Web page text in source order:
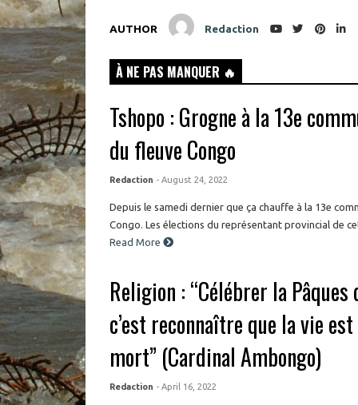
AUTHOR Redaction
À NE PAS MANQUER 🔥
Tshopo : Grogne à la 13e
du fleuve Congo
Redaction - August 24, 2022
Depuis le samedi dernier que ça chauffe à la 13e
Congo. Les élections du représentant provincial de
Read More
Religion : “Célébrer la Pâques
c’est reconnaître que la vie
mort” (Cardinal Ambongo)
Redaction - April 16, 2022